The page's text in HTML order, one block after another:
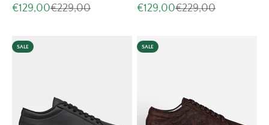
Aanbiedingsprijs
€129,00Normale prijs
€229,00
Aanbiedingsprijs
€129,00Normale prijs
€229,00
SALE SALE